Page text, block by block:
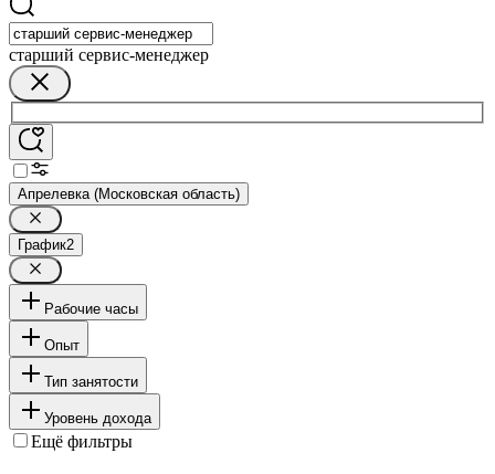
старший сервис-менеджер
Апрелевка (Московская область)
График2
Рабочие часы
Опыт
Тип занятости
Уровень дохода
Ещё фильтры